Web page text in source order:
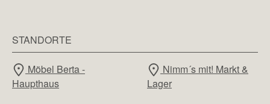
STANDORTE
Möbel Berta -
Haupthaus
Nimm´s mit! Markt &
Lager